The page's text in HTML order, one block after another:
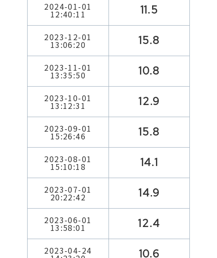
2024-01-01
12:40:11 11.5
2023-12-01
13:06:20 15.8
2023-11-01
13:35:50 10.8
2023-10-01
13:12:31 12.9
2023-09-01
15:26:46 15.8
2023-08-01
15:10:18 14.1
2023-07-01
20:22:42 14.9
2023-06-01
13:58:01 12.4
2023-04-24 10.6